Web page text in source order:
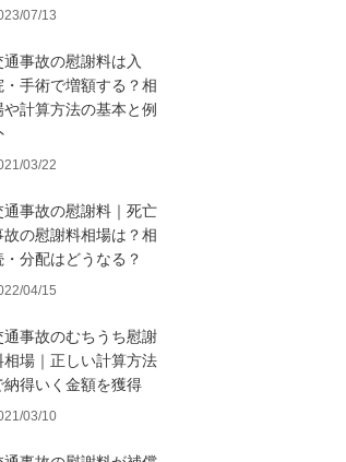
07/13
通事故の慰謝料は入
・手術で増額する？相
や計算方法の基本と例
03/22
通事故の慰謝料｜死亡
故の慰謝料相場は？相
・分配はどうなる？
04/15
通事故のむちうち慰謝
相場｜正しい計算方法
納得いく金額を獲得
03/10